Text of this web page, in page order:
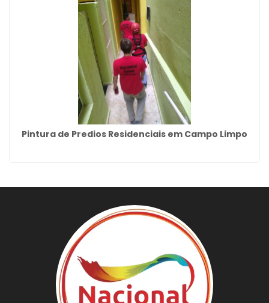
Pintura de Predios Residenciais em Campo Limpo